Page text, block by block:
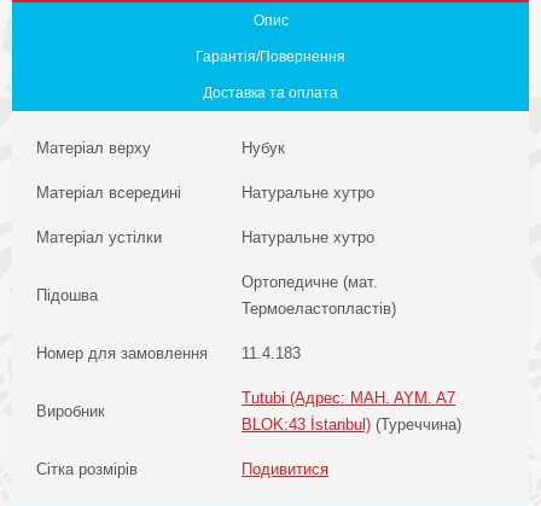
Опис
Гарантія/Повернення
Доставка та оплата
Матеріал верху Нубук
Матеріал всередині Натуральне хутро
Матеріал устілки Натуральне хутро
Підошва
Ортопедичне (мат.
Термоеластопластів)
Номер для замовлення 11.4.183
Виробник
Tutubi (Адрес: MAH. AYM. A7
BLOK:43 İstanbul) (Туреччина)
Сітка розмірів Подивитися